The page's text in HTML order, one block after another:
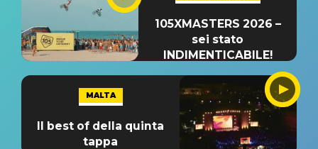
105XMASTERS 2026 –
sei stato
INDIMENTICABILE!
MALTA
Il best of della quinta
tappa